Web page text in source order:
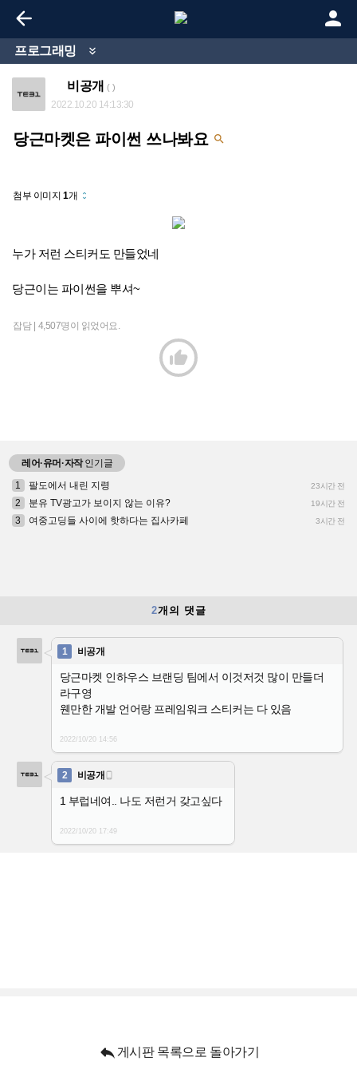
 
프로그래밍 
비공개 ( )
2022.10.20 14:13:30
당근마켓은 파이썬 쓰나봐요 
첨부 이미지1개 unfold_more
누가 저런 스티커도 만들었네
당근이는 파이썬을 뿌셔~
잡담 | 4,507명이 읽었어요.

레어·유머·자작인기글
1
팔도에서 내린 지령 23시간 전
2 분유 TV광고가 보이지 않는 이유? 19시간 전
3 여중고딩들 사이에 핫하다는 집사카페 3시간 전
2개의 댓글
1 비공개
당근마켓 인하우스 브랜딩 팀에서 이것저것 많이 만들더
라구영
웬만한 개발 언어랑 프레임워크 스티커는 다 있음
2022/10/2014:56
2 비공개 
1 부럽네여.. 나도 저런거 갖고싶다
2022/10/2017:49
 게시판 목록으로 돌아가기